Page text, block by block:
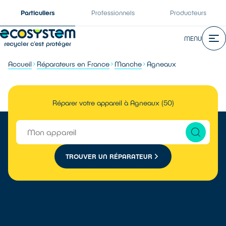
Particuliers Professionnels Producteurs
MENU
Accueil Réparateurs en France Manche Agneaux
Réparer votre appareil à Agneaux (50)
TROUVER UN RÉPARATEUR